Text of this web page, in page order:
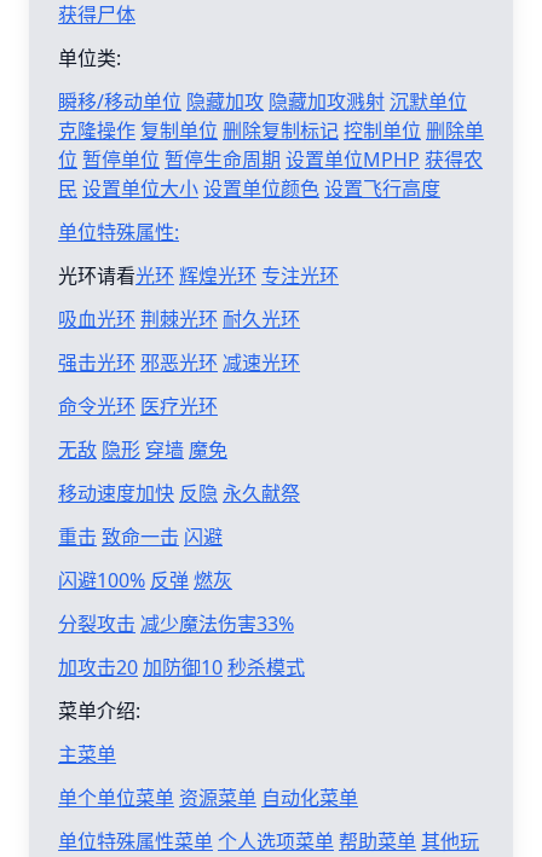
获得尸体
单位类:
瞬移/移动单位 隐藏加攻 隐藏加攻溅射沉默单位
克隆操作 复制单位 删除复制标记控制单位 删除单
位 暂停单位 暂停生命周期 设置单位MPHP 获得农
民 设置单位大小设置单位颜色设置飞行高度
单位特殊属性:
光环请看光环 辉煌光环 专注光环
吸血光环 荆棘光环 耐久光环
强击光环 邪恶光环 减速光环
命令光环 医疗光环
无敌 隐形 穿墙 魔免
移动速度加快 反隐 永久献祭
重击 致命一击 闪避
闪避100% 反弹燃灰
分裂攻击 减少魔法伤害33%
加攻击20加防御10秒杀模式
菜单介绍:
主菜单
单个单位菜单 资源菜单 自动化菜单
单位特殊属性菜单个人选项菜单帮助菜单其他玩